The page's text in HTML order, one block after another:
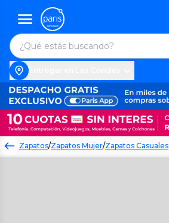
Zapatos/Zapatos Mujer/Zapatos Casuales